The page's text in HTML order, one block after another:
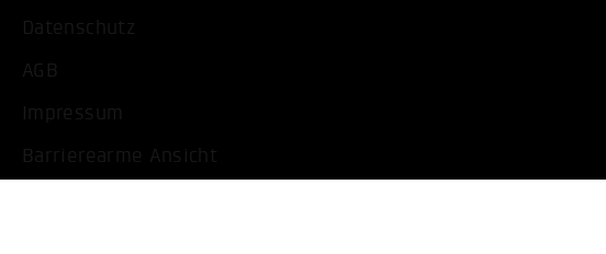
Datenschutz
AGB
Impressum
Barrierearme Ansicht